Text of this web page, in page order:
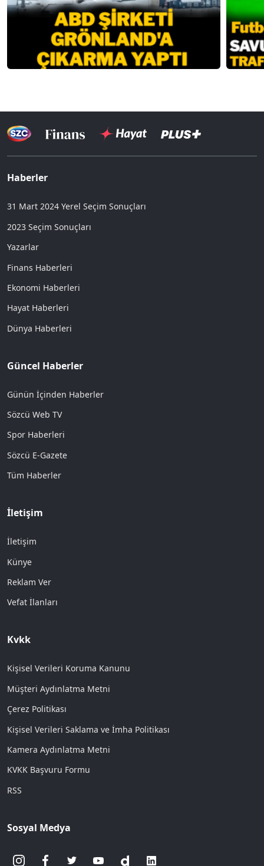
Haberler
31 Mart 2024 Yerel Seçim Sonuçları
2023 Seçim Sonuçları
Yazarlar
Finans Haberleri
Ekonomi Haberleri
Hayat Haberleri
Dünya Haberleri
Güncel Haberler
Günün İçinden Haberler
Sözcü Web TV
Spor Haberleri
Sözcü E-Gazete
Tüm Haberler
İletişim
İletişim
Künye
Reklam Ver
Vefat İlanları
Kvkk
Kişisel Verileri Koruma Kanunu
Müşteri Aydınlatma Metni
Çerez Politikası
Kişisel Verileri Saklama ve İmha Politikası
Kamera Aydınlatma Metni
KVKK Başvuru Formu
RSS
Sosyal Medya